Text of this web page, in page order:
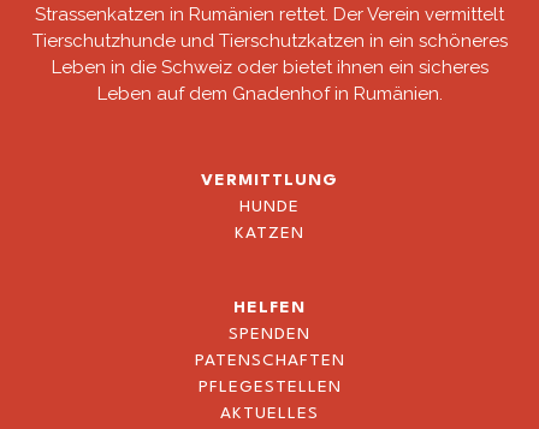
Strassenkatzen in Rumänien rettet. Der Verein vermittelt
Tierschutzhunde und Tierschutzkatzen in ein schöneres
Leben in die Schweiz oder bietet ihnen ein sicheres
Leben auf dem Gnadenhof in Rumänien.
VERMITTLUNG
HUNDE
KATZEN
HELFEN
SPENDEN
PATENSCHAFTEN
PFLEGESTELLEN
AKTUELLES